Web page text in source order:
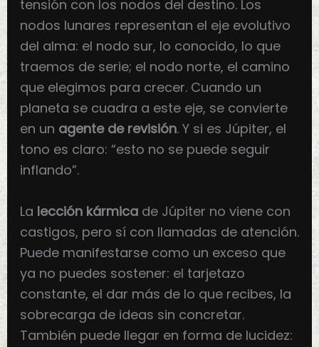
tensión con los nodos del destino. Los
nodos lunares representan el eje evolutivo
del alma: el nodo sur, lo conocido, lo que
traemos de serie; el nodo norte, el camino
que elegimos para crecer. Cuando un
planeta se cuadra a este eje, se convierte
en un agente de revisión. Y si es Júpiter, el
tono es claro: “esto no se puede seguir
inflando”.
La lección kármicade Júpiter no viene con
castigos, pero sí con llamadas de atención.
Puede manifestarse como un exceso que
ya no puedes sostener: el tarjetazo
constante, el dar más de lo que recibes, la
sobrecarga de ideas sin concretar.
También puede llegar en forma de lucidez: